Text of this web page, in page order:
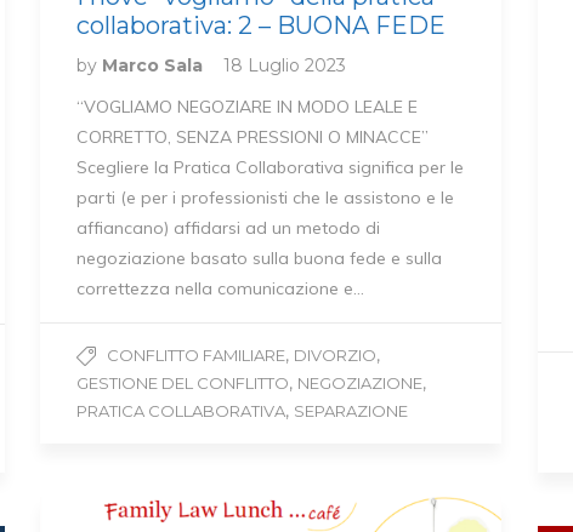
collaborativa: 2 – BUONA FEDE
by Marco Sala
18 Luglio 2023
“VOGLIAMO NEGOZIARE IN MODO LEALE E
CORRETTO, SENZA PRESSIONI O MINACCE”
Scegliere la Pratica Collaborativa significa per le
parti (e per i professionisti che le assistono e le
affiancano) affidarsi ad un metodo di
negoziazione basato sulla buona fede e sulla
correttezza nella comunicazione e…
CONFLITTO FAMILIARE, DIVORZIO,
GESTIONE DEL CONFLITTO, NEGOZIAZIONE,
PRATICA COLLABORATIVA, SEPARAZIONE